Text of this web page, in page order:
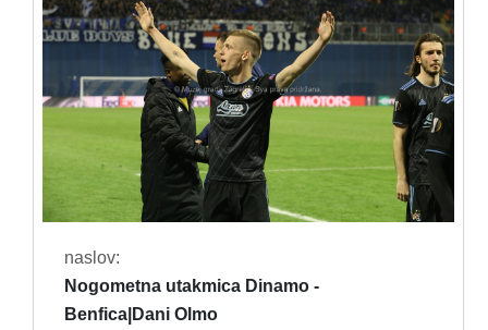
naslov:
Nogometna utakmica Dinamo -
Benfica|Dani Olmo